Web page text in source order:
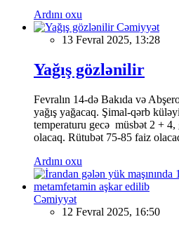
Ardını oxu
Cəmiyyət
13 Fevral 2025, 13:28
Yağış gözlənilir
Fevralın 14-də Bakıda və
yağış yağacaq. Şimal-qərb
temperaturu gecə müsbət 2 +
olacaq. Rütubət 75-85 faiz
Ardını oxu
Cəmiyyət
12 Fevral 2025, 16:50